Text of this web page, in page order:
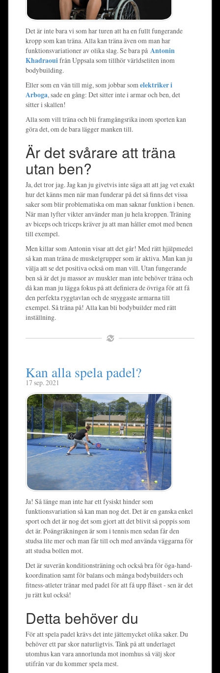
Det är inte bara vi som har turen att ha en fullt fungerande
kropp som kan träna. Alla kan träna även om man har
funktionsvariationer av olika slag. Se bara på Antonin
Khadraouifrån Uppsala som tillhör världseliten inom
bodybuilding.
Eller som en vän till mig, som jobbar somelektriker i
Arboga, sade en gång: Det sitter inte i armar och ben, det
sitter i skallen!
Alla som vill träna och bli framgångsrika inom sporten kan
göra det, om de bara lägger manken till.
Är det svårare att träna
utan ben?
Ja, det tror jag. Jag kan ju givetvis inte säga att att jag vet exakt
hur det känns men när man funderar på det så finns det vissa
saker som blir problematiska om man saknar funktion i benen.
När man lyfter vikter använder man ju hela kroppen. Träning
av biceps och triceps kräver ju att man håller emot med benen
till exempel.
Men killar som Antonin visar att det går! Med rätt hjälpmedel
så kan man träna de muskelgrupper som är aktiva. Man kan ju
välja att se det positiva också om man vill. Utan fungerande
ben så är det ju massor av muskler man inte behöver träna och
då kan man ju lägga fokus på att definiera de övriga för att få
den perfekta ryggtavlan och de snyggaste armarna till
exempel. Så träna på! Alla kan bli bodybuilder med rätt
inställning.
Kan alla spela padel?
17 sep. 2021
Ja! Så länge man inte har ett fysiskt hinder som
funktionsvariation så kan man nog det. Det är en ganska enkel
sport och det är nog det som gjort att det blivit så poppis som
det är. Poängräkningen är som i tennis men sedan får den
studsa lite mer och man får till och med använda väggarna för
att studsa bollen mot.
Det är suverän konditionsträning och också bra för öga-hand-
koordination samt för balans och många bodybuilders och
fitness-atleter tränar med padel för att få upp flåset - sen är det
ju rätt kul också!
Detta behöver du
För att spela padel krävs det inte jättemycket olika saker. Du
behöver ett par skor naturligtvis. Tänk på att underlaget
utomhus kan vara annorlunda mot inomhus så välj skor
utifrån var du kommer spela mest.